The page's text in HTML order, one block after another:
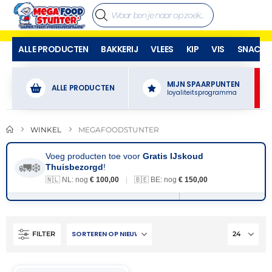
ALLE PRODUCTEN BAKKERIJ VLEES KIP VIS SNACKS
ALLE PRODUCTEN MIJN SPAARPUNTEN
loyaliteitsprogramma
WINKEL MEGAFOODSTUNTER
🚛❄️
Voeg producten toe voor Gratis IJskoud
Thuisbezorgd!
🇳🇱 NL: nog € 100,00 | 🇧🇪 BE: nog € 150,00
FILTER
THT: